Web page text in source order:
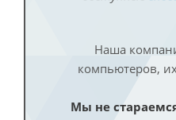
Наша
компьютеров,
Мы не